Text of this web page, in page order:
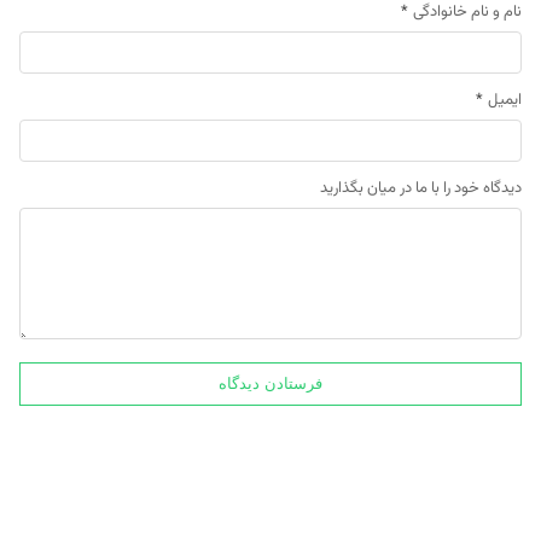
نام و نام خانوادگی *
ایمیل *
دیدگاه خود را با ما در میان بگذارید